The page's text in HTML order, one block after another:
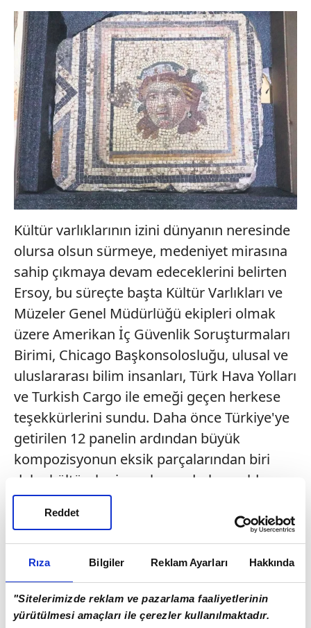
Rıza Bilgiler Reklam Ayarları Hakkında
"Sitelerimizde reklam ve pazarlama faaliyetlerinin
yürütülmesi amaçları ile çerezler kullanılmaktadır.
Reddet
Kültür varlıklarının izini dünyanın neresinde
olursa olsun sürmeye, medeniyet mirasına
sahip çıkmaya devam edeceklerini belirten
Ersoy, bu süreçte başta Kültür Varlıkları ve
Müzeler Genel Müdürlüğü ekipleri olmak
üzere Amerikan İç Güvenlik Soruşturmaları
Birimi, Chicago Başkonsolosluğu, ulusal ve
uluslararası bilim insanları, Türk Hava Yolları
ve Turkish Cargo ile emeği geçen herkese
teşekkürlerini sundu. Daha önce Türkiye'ye
getirilen 12 panelin ardından büyük
kompozisyonun eksik parçalarından biri
daha kültürel mirasa kazandırılmış oldu.
Mozaik panonun Türkiye'ye iadesi
sağlanırken eser Kültür ve Turizm
Bakanlığı'nın yürüttüğü bilimsel ve
diplomatik çalışmaların ardından yeniden
ait olduğu coğrafyaya kazandırıldı.
Gaziantep'in Nizip ilçesindeki Zeugma Antik